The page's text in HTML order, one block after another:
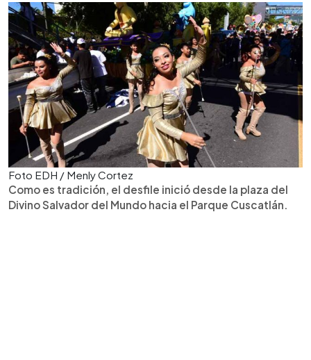
Foto EDH / Menly Cortez
Como es tradición, el desfile inició desde la plaza del
Divino Salvador del Mundo hacia el Parque Cuscatlán.